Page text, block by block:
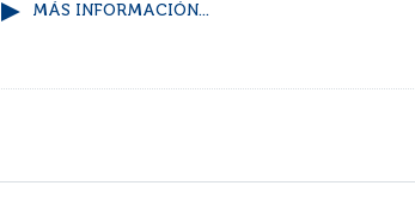
MÁS INFORMACIÓN...